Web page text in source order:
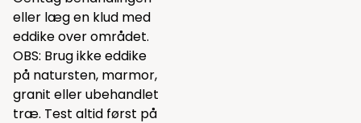
eller læg en klud med
eddike over området.
OBS: Brug ikke eddike
på natursten, marmor,
granit eller ubehandlet
træ. Test altid først på